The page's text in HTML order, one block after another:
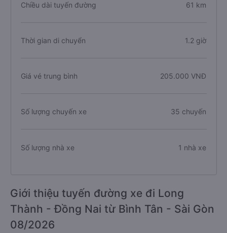
Chiều dài tuyến đường 61 km
Thời gian di chuyển 1.2 giờ
Giá vé trung bình 205.000 VNĐ
Số lượng chuyến xe 35 chuyến
Số lượng nhà xe 1 nhà xe
Giới thiệu tuyến đường xe đi Long
Thành - Đồng Nai từ Bình Tân - Sài Gòn
08/2026